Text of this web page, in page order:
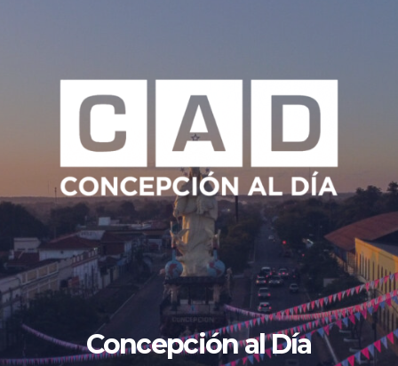
Concepción al Día